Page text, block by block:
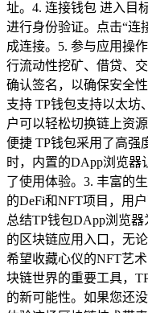
址。4. 连接钱包 进入目
进行身份验证。点击“连
成连接。5. 参与应用操
行流动性挖矿、借贷、
确认签名，以确保安全
支持 TP钱包支持以太坊
户可以轻松切换链上资
便捷 TP钱包采用了高强
时，内置的DApp浏览器
了使用体验。3. 丰富的
的DeFi和NFT项目，用
总结TP钱包DApp浏览
的区块链应用入口，无
希望收藏心仪的NFT艺
块链世界的重要工具，
的新可能性。如果您还